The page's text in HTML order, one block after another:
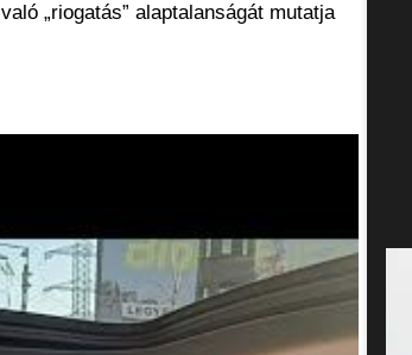
„riogatás” alaptalanságát mutatja